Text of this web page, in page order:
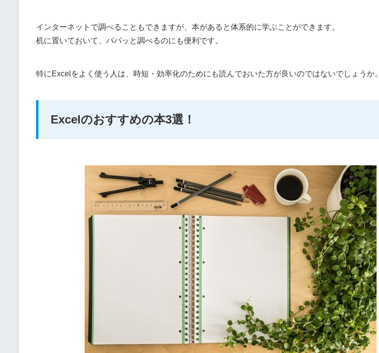
インターネットで調べることもできますが、本があると体系的に学ぶことができます。
机に置いておいて、パパッと調べるのにも便利です。
特にExcelをよく使う人は、時短・効率化のためにも読んでおいた方が良いのではないでしょうか。
Excelのおすすめの本3選！